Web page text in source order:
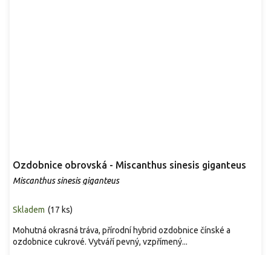
Ozdobnice obrovská - Miscanthus sinesis giganteus
Miscanthus sinesis giganteus
Skladem (17 ks)
Mohutná okrasná tráva, přírodní hybrid ozdobnice čínské a
ozdobnice cukrové. Vytváří pevný, vzpřímený...